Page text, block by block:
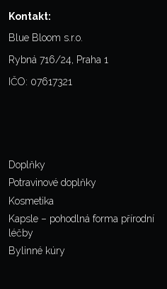
Kontakt:
Blue Bloom s.r.o.
Rybná 716/24, Praha 1
IČO: 07617321
Doplňky
Potravinové doplňky
Kosmetika
Kapsle – pohodlná forma přírodní
léčby
Bylinné kúry